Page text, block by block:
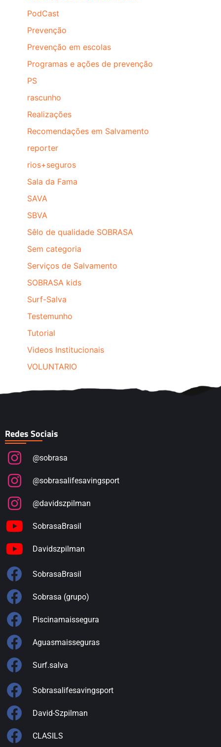
PodCast
Prevenção
Prevenção em escolas
Programas e ações de prevenção
PS
rascunho
Realizações
Recomendações em Salvamento
reporter
rios+seguros
Sala da Fama
SAVA
SBVA
Sêlo de qualidade SOBRASA
Sem categoria
Serviços de Salvamento
SOBRASA kids
Surf-Salva
Testemunho
Tutorial
Videos Institucionais
VOLUNTARIO
Redes Sociais
@sobrasa
@sobrasalifesavingsport
@davidszpilman
SobrasaBrasil
Davidszpilman
SobrasaBrasil
Sobrasa (grupo)
Piscinamaissegura
Aguasmaisseguras
Surf.salva
Sobrasalifesavingsport
David-Szpilman
CLASILS